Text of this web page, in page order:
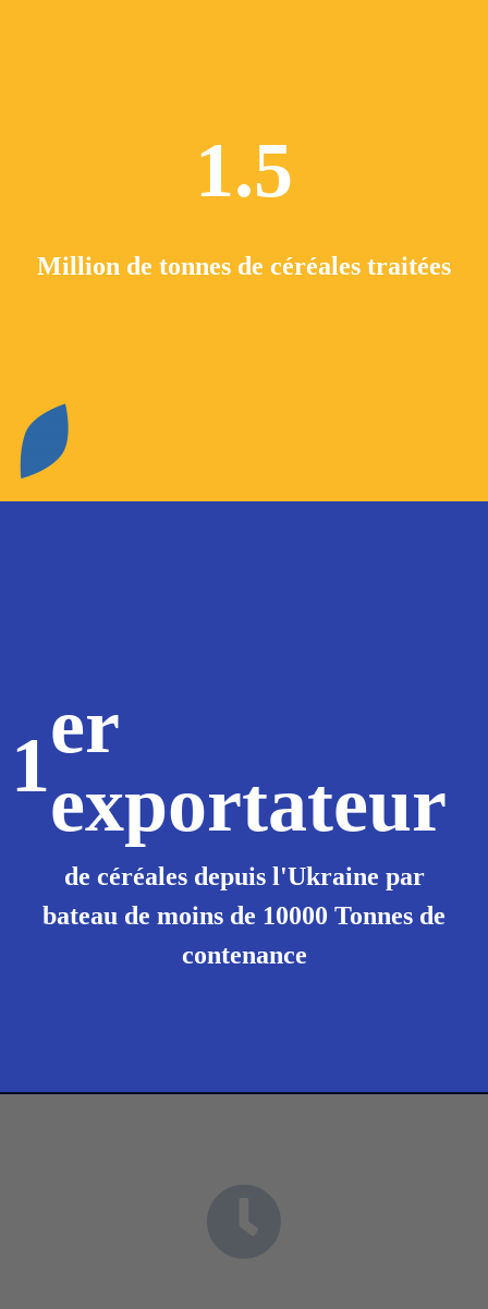
1.5
Million de tonnes de céréales traitées
1er
exportateur
de céréales depuis l'Ukraine par
bateau de moins de 10000 Tonnes de
contenance